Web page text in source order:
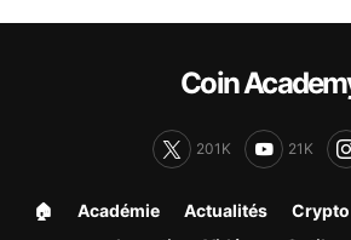
Coin
201K 21K
🏠︎ Académie Actualités Crypto